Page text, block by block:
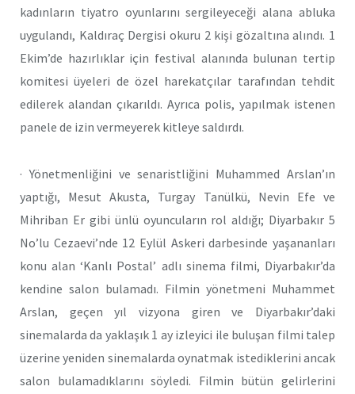
kadınların tiyatro oyunlarını sergileyeceği alana abluka
uygulandı, Kaldıraç Dergisi okuru 2 kişi gözaltına alındı. 1
Ekim’de hazırlıklar için festival alanında bulunan tertip
komitesi üyeleri de özel harekatçılar tarafından tehdit
edilerek alandan çıkarıldı. Ayrıca polis, yapılmak istenen
panele de izin vermeyerek kitleye saldırdı.
· Yönetmenliğini ve senaristliğini Muhammed Arslan’ın
yaptığı, Mesut Akusta, Turgay Tanülkü, Nevin Efe ve
Mihriban Er gibi ünlü oyuncuların rol aldığı; Diyarbakır 5
No’lu Cezaevi’nde 12 Eylül Askeri darbesinde yaşananları
konu alan ‘Kanlı Postal’ adlı sinema filmi, Diyarbakır’da
kendine salon bulamadı. Filmin yönetmeni Muhammet
Arslan, geçen yıl vizyona giren ve Diyarbakır’daki
sinemalarda da yaklaşık 1 ay izleyici ile buluşan filmi talep
üzerine yeniden sinemalarda oynatmak istediklerini ancak
salon bulamadıklarını söyledi. Filmin bütün gelirlerini